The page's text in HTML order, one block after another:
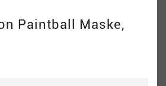
Paintball Maske,